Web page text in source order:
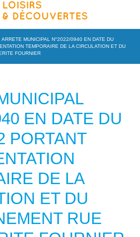
ARRETE MUNICIPAL N°2022/0940 EN DATE DU
TEMPORAIRE DE LA CIRCULATION ET DU
FOURNIER
EN DATE DU
PORTANT
DE LA
ET DU
RUE